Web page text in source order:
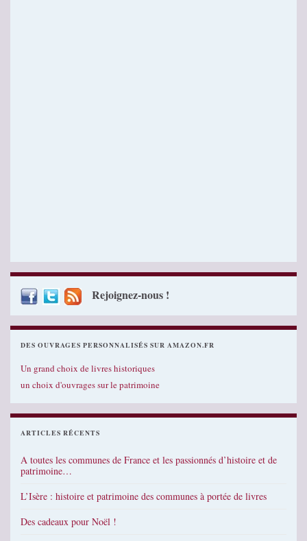
Rejoignez-nous !
DES OUVRAGES PERSONNALISÉS SUR AMAZON.FR
Un grand choix de livres historiques
un choix d'ouvrages sur le patrimoine
ARTICLES RÉCENTS
A toutes les communes de France et les passionnés d’histoire et de
patrimoine…
L’Isère : histoire et patrimoine des communes à portée de livres
Des cadeaux pour Noël !